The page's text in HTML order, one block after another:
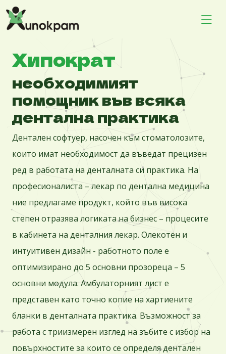
Хипократ
необходимият
помощник във всяка
дентална практика
Дентален софтуер, насочен към стоматолозите,
които имат необходимост да въведат прецизен
ред в работата на денталната си практика. На
професионалиста – лекар по дентална медицина
ние предлагаме продукт, който във висока
степен отразява логиката на бизнес – процесите
в кабинета на денталния лекар. Олекотен и
интуитивен дизайн - работното поле е
оптимизирано до 5 основни прозореца – 5
основни модула. Амбулаторният лист е
представен като точно копие на хартиените
бланки в денталната практика. Възможност за
работа с триизмерен изглед на зъбите с избор на
повърхностите за които се определя дентален